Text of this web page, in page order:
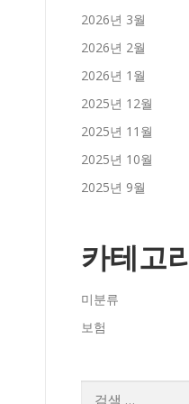
2026년 3월
2026년 2월
2026년 1월
2025년 12월
2025년 11월
2025년 10월
2025년 9월
카테고리
미분류
보험